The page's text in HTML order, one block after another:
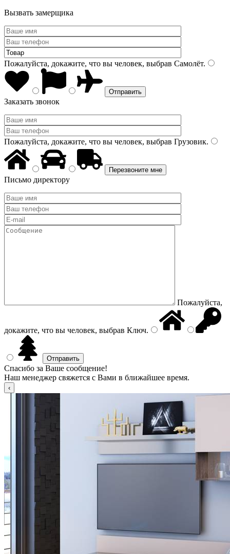
Вызвать замерщика
Пожалуйста, докажите, что вы человек, выбрав Самолёт.
Заказать звонок
Пожалуйста, докажите, что вы человек, выбрав Грузовик.
Письмо директору
Пожалуйста,
докажите, что вы человек, выбрав Ключ.
Спасибо за Ваше сообщение!
Наш менеджер свяжется с Вами в ближайшее время.